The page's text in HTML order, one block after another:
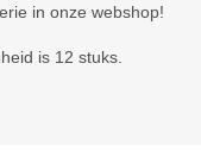
in onze webshop!
is 12 stuks.